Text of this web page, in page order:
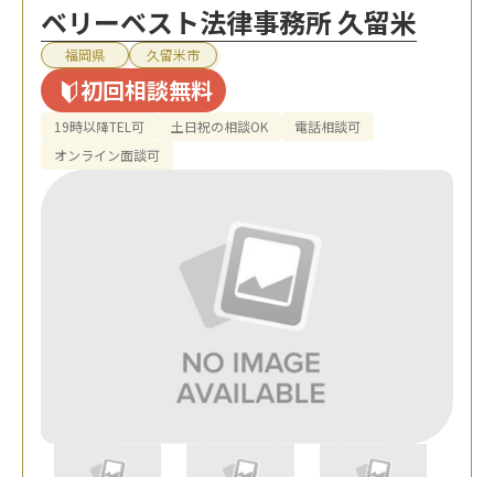
ベリーベスト法律事務所 久留米
福岡県 久留米市
初回相談無料
19時以降TEL可 土日祝の相談OK
電話相談可
オンライン面談可